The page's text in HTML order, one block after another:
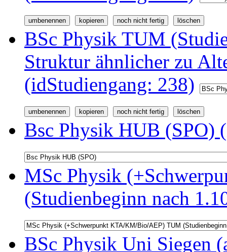
BSc Physik TUM
Struktur ähnlicher zu
(idStudiengang: 238)
Bsc Physik HUB (SPO)
MSc Physik
(Studienbeginn nach
BSc Physik Uni Siegen